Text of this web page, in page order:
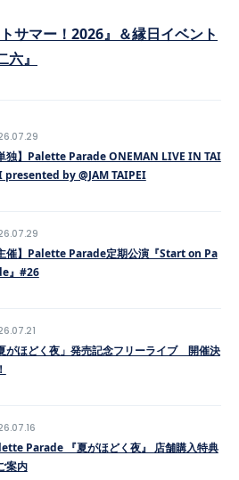
サマー！2026』＆縁日イベント
』
独】Palette Parade ONEMAN LIVE IN TAI
presented by @JAM TAIPEI
催】Palette Parade定期公演『Start on Pa
』#26
がほどく夜」発売記念フリーライブ 開催決
Parade 『夏がほどく夜』 店舗購入特典
案内